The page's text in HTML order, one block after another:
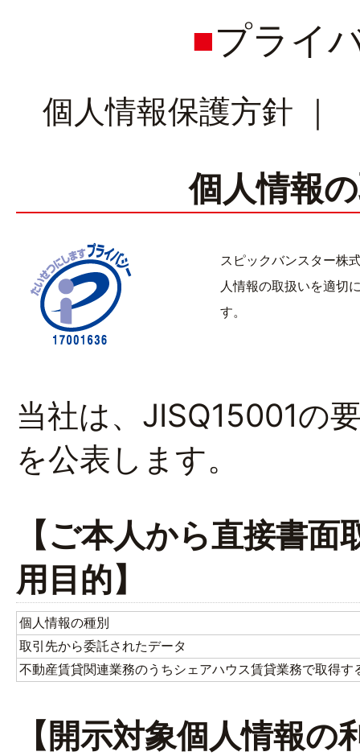
プライ
個人情報保護方針
個人情報
スピックバンスター株
人情報の取扱いを適切
す。
当社は、JISQ15001の
を公表します。
【ご本人から直接書
用目的】
個人情報の種別
取引先から委託されたデータ
不動産賃貸関連業務のうちシェアハウス賃貸業務で取得す
【開示対象個人情報の